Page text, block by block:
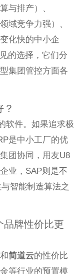
与排产）、
域竞争力强）、
化快的中小企
的选择，它们分
集团管控方面各
软件。如果追求极
是中小工厂的优
团协同，用友U8
业，SAP则是不
智能制造算法之
品牌性价比更
和简道云的性价比
等行业的预置模